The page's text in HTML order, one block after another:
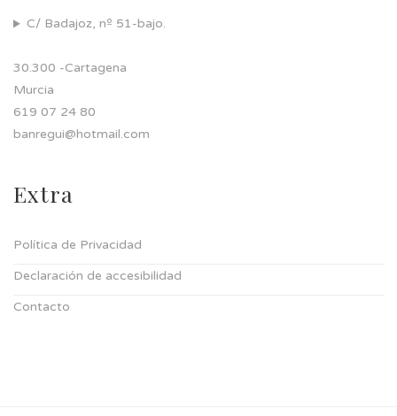
C/ Badajoz, nº 51-bajo.
30.300 -Cartagena
Murcia
619 07 24 80
banregui@hotmail.com
Extra
Política de Privacidad
Declaración de accesibilidad
Contacto